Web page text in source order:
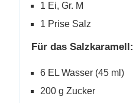
1 Ei, Gr. M
1 Prise Salz
Für das Salzkaramell:
6 EL Wasser (45 ml)
200 g Zucker